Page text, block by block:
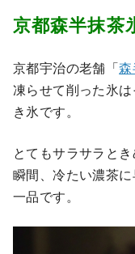
京都森半抹茶
京都宇治の老舗「
凍らせて削った氷
き氷です。
とてもサラサラと
瞬間、冷たい濃茶
一品です。